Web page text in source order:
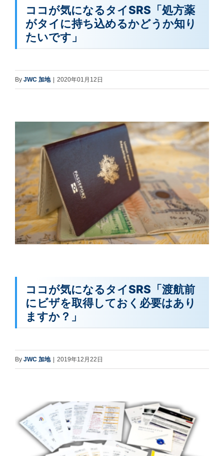
ココが気になるタイSRS「処方薬
がタイに持ち込めるかどうか知り
たいです」
By JWC 加地 2020年01月12日
ココが気になるタイSRS「渡航前
にビザを取得しておく必要はあり
ますか？」
By JWC 加地 | 2019年12月22日